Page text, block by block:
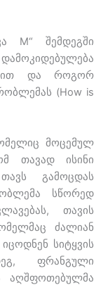
M“ შემდეგში
და როგორ
(How is
მოცემულ
თავად ისინი
გამოცდას
სწორედ
თავის
ძალიან
სიტყვის
ფრანგული
აღშფოთებულმა